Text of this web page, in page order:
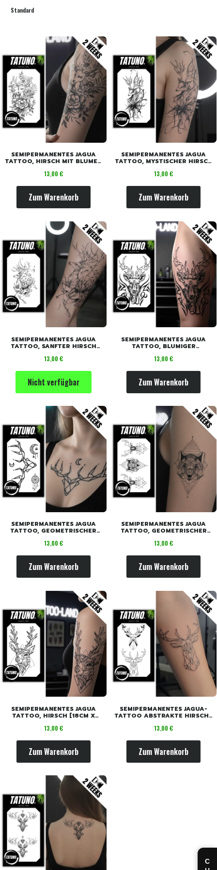
Standard
SEMIPERMANENTES JAGUA
TATTOO, HIRSCH MIT BLUMEN
Preis
13,00 €
Zum Warenkorb
SEMIPERMANENTES JAGUA
TATTOO, MYSTISCHER HIRSCH
Preis
13,00 €
Zum Warenkorb
SEMIPERMANENTES JAGUA
TATTOO, SANFTER HIRSCH
Preis
13,00 €
Nicht verfügbar
SEMIPERMANENTES JAGUA
TATTOO, BLUMIGER
11CM]
Preis
13,00 €
Zum Warenkorb
SEMIPERMANENTES JAGUA
TATTOO, GEOMETRISCHER
11CM]
Preis
13,00 €
Zum Warenkorb
SEMIPERMANENTES JAGUA
TATTOO, GEOMETRISCHER
11CM]
Preis
13,00 €
Zum Warenkorb
SEMIPERMANENTES JAGUA
TATTOO, HIRSCH [18CM X
Preis
13,00 €
Zum Warenkorb
SEMIPERMANENTES JAGUA-
TATTOO ABSTRAKTE HIRSCHE
Preis
13,00 €
Zum Warenkorb